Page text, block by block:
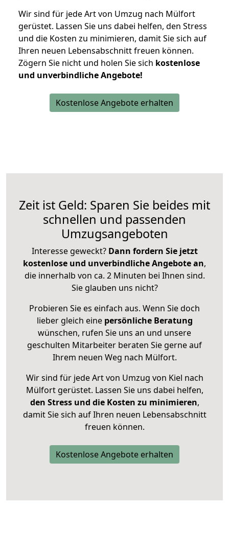
Wir sind für jede Art von Umzug nach Mülfort
gerüstet. Lassen Sie uns dabei helfen, den Stress
und die Kosten zu minimieren, damit Sie sich auf
Ihren neuen Lebensabschnitt freuen können.
Zögern Sie nicht und holen Sie sich kostenlose
und unverbindliche Angebote!
Kostenlose Angebote erhalten
Zeit ist Geld: Sparen Sie beides mit
schnellen und passenden
Umzugsangeboten
Interesse geweckt? Dann fordern Sie jetzt
kostenlose und unverbindliche Angebote an,
die innerhalb von ca. 2 Minuten bei Ihnen sind.
Sie glauben uns nicht?
Probieren Sie es einfach aus. Wenn Sie doch
lieber gleich eine persönliche Beratung
wünschen, rufen Sie uns an und unsere
geschulten Mitarbeiter beraten Sie gerne auf
Ihrem neuen Weg nach Mülfort.
Wir sind für jede Art von Umzug von Kiel nach
Mülfort gerüstet. Lassen Sie uns dabei helfen,
den Stress und die Kosten zu minimieren,
damit Sie sich auf Ihren neuen Lebensabschnitt
freuen können.
Kostenlose Angebote erhalten